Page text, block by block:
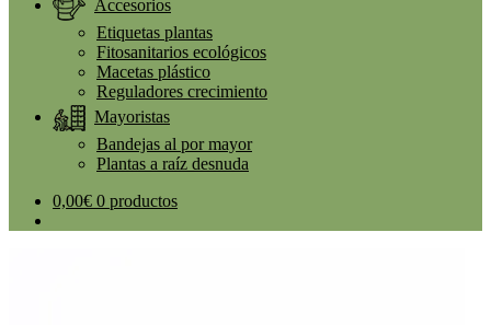
Accesorios
Etiquetas plantas
Fitosanitarios ecológicos
Macetas plástico
Reguladores crecimiento
Mayoristas
Bandejas al por mayor
Plantas a raíz desnuda
0,00€ 0 productos